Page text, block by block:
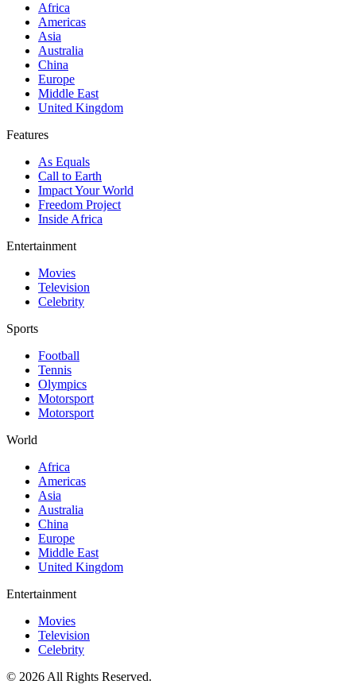
Africa
Americas
Asia
Australia
China
Europe
Middle East
United Kingdom
Features
As Equals
Call to Earth
Impact Your World
Freedom Project
Inside Africa
Entertainment
Movies
Television
Celebrity
Sports
Football
Tennis
Olympics
Motorsport
Motorsport
World
Africa
Americas
Asia
Australia
China
Europe
Middle East
United Kingdom
Entertainment
Movies
Television
Celebrity
© 2026 All Rights Reserved.